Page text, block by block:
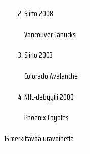
Siirto2008
Vancouver Canucks
Siirto2003
Colorado Avalanche
NHL-debyytti2000
Phoenix Coyotes
15 merkittävää uravaihetta